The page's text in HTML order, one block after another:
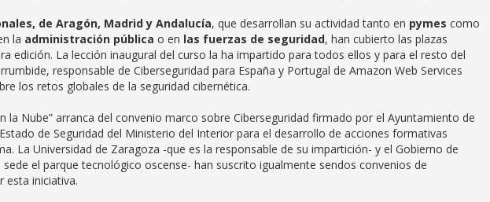
de Aragón, Madrid y Andalucía, que desarrollan su actividad tanto en pymes como
la administración pública o en las fuerzas de seguridad, han cubierto las plazas
edición. La lección inaugural del curso la ha impartido para todos ellos y para el resto del
responsable de Ciberseguridad para España y Portugal de Amazon Web Services
los retos globales de la seguridad cibernética.
la Nube” arranca del convenio marco sobre Ciberseguridad firmado por el Ayuntamiento de
de Seguridad del Ministerio del Interior para el desarrollo de acciones formativas
La Universidad de Zaragoza -que es la responsable de su impartición- y el Gobierno de
el parque tecnológico oscense- han suscrito igualmente sendos convenios de
esta iniciativa.